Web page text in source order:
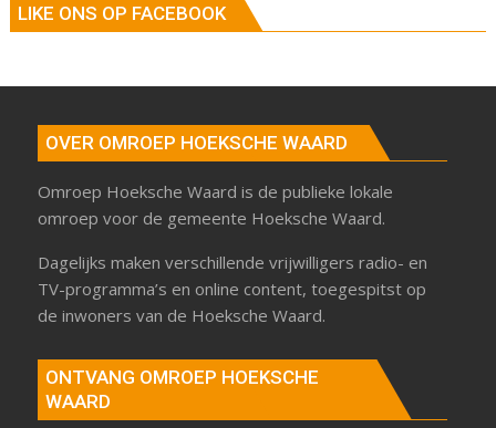
LIKE ONS OP FACEBOOK
OVER OMROEP HOEKSCHE WAARD
Omroep Hoeksche Waard is de publieke lokale
omroep voor de gemeente Hoeksche Waard.
Dagelijks maken verschillende vrijwilligers radio- en
TV-programma’s en online content, toegespitst op
de inwoners van de Hoeksche Waard.
ONTVANG OMROEP HOEKSCHE
WAARD